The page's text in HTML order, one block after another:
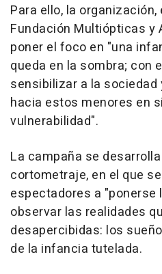
Para ello, la
Fundación Multiópticas y
poner el foco en "una
queda en la sombra; con
sensibilizar a la
hacia estos menores en
vulnerabilidad".
La campaña se
cortometraje, en el que
espectadores a "ponerse
observar las realidades
desapercibidas: los
de la infancia tutelada.